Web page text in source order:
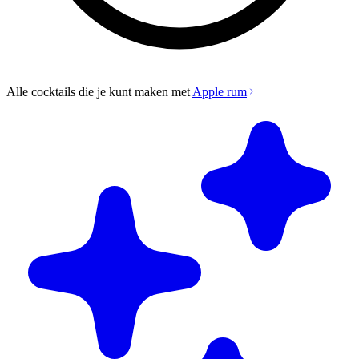
Alle cocktails die je kunt maken met Apple rum